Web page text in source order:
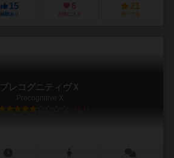
15
経験あり
6
お気に入り
21
持ってる
プレコグニティヴＸ
Precognitive X
6.1